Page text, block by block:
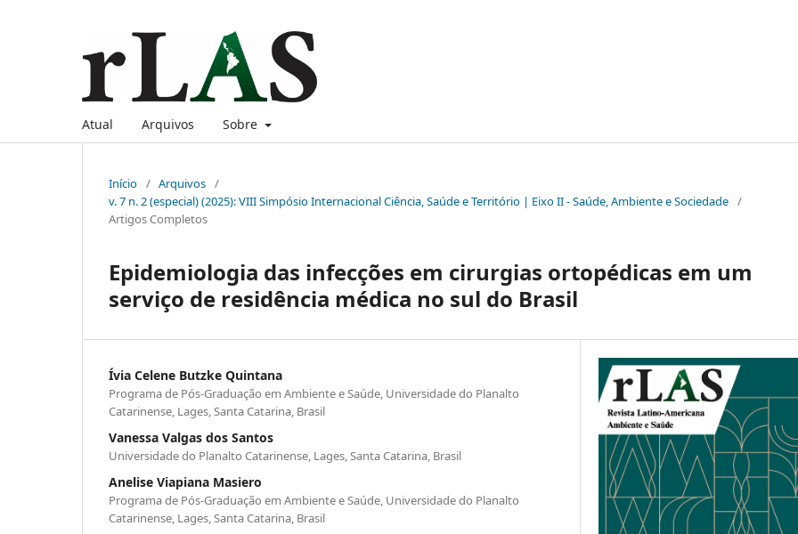
Atual Arquivos Sobre
Início / Arquivos /
v. 7 n. 2 (especial) (2025): VIII Simpósio Internacional Ciência, Saúde e Território | Eixo II - Saúde, Ambiente e Sociedade /
Artigos Completos
Epidemiologia das infecções em cirurgias ortopédicas em um
serviço de residência médica no sul do Brasil
Ívia Celene Butzke Quintana
Programa de Pós-Graduação em Ambiente e Saúde, Universidade do Planalto
Catarinense, Lages, Santa Catarina, Brasil
Vanessa Valgas dos Santos
Universidade do Planalto Catarinense, Lages, Santa Catarina, Brasil
Anelise Viapiana Masiero
Programa de Pós-Graduação em Ambiente e Saúde, Universidade do Planalto
Catarinense, Lages, Santa Catarina, Brasil